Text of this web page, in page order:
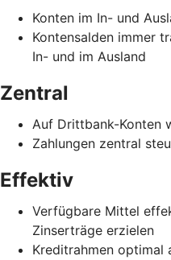
Konten im In- und
Kontensalden immer
In- und im Ausland
Zentral
Auf Drittbank-Konten
Zahlungen zentral
Effektiv
Verfügbare Mittel
Zinserträge erzielen
Kreditrahmen optimal